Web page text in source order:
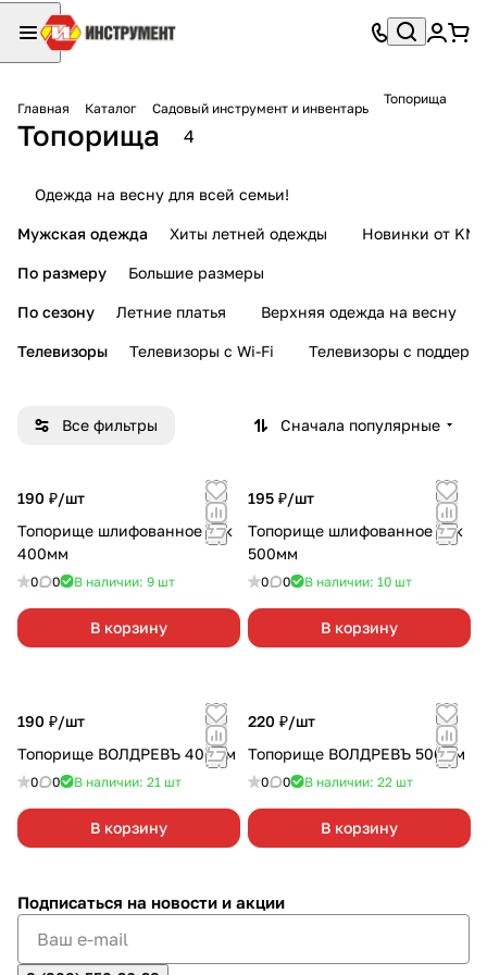
Главная Каталог Садовый инструмент и инвентарь
Топорища
Топорища 4
Одежда на весну для всей семьи!
Мужская одежда Хиты летней одежды Новинки от KMI
По размеру Большие размеры
По сезону Летние платья Верхняя одежда на весну
Телевизоры Телевизоры с Wi-Fi Телевизоры с
Все фильтры Сначала популярные
190 ₽/шт
Топорище шлифованное бук
400мм
0 0 В наличии: 9 шт
В корзину
195 ₽/шт
Топорище шлифованное бук
500мм
0 0 В наличии: 10 шт
В корзину
190 ₽/шт
Топорище ВОЛДРЕВЪ 400мм
0 0 В наличии: 21 шт
В корзину
220 ₽/шт
Топорище ВОЛДРЕВЪ 500мм
0 0 В наличии: 22 шт
В корзину
Подписаться на новости и акции